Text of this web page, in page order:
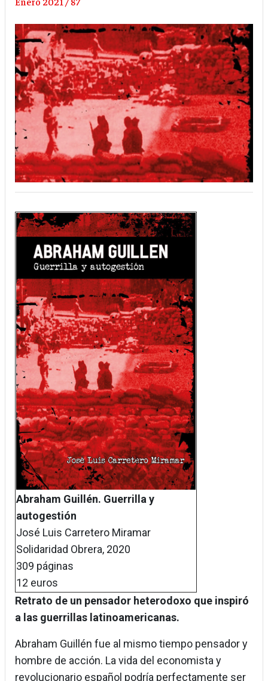
Abraham Guillén. Guerrilla y
autogestión
José Luis Carretero Miramar
Solidaridad Obrera, 2020
309 páginas
12 euros
Retrato de un pensador heterodoxo que inspiró
a las guerrillas latinoamericanas.
Abraham Guillén fue al mismo tiempo pensador y
hombre de acción. La vida del economista y
revolucionario español podría perfectamente ser